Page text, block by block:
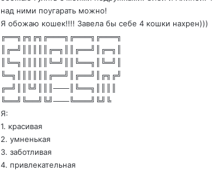
над ними поугарать можно!
Я обожаю кошек!!!! Завела бы себе 4 кошки нахрен)))
╔══╗╔╗╔╗╔═══╗╔═══╗╔═══╗
║╔═╝║║║║║╔═╗║║╔══╝║╔═╗║
║╚═╗║║║║║╚═╝║║╚══╗║╚═╝║
╚═╗║║║║║║╔══╝║╔══╝║╔╗╔╝
╔═╝║║╚╝║║║───║╚══╗║║║║
╚══╝╚══╝╚╝───╚═══╝╚╝╚
Я:
1. красивая
2. умненькая
3. заботливая
4. привлекательная